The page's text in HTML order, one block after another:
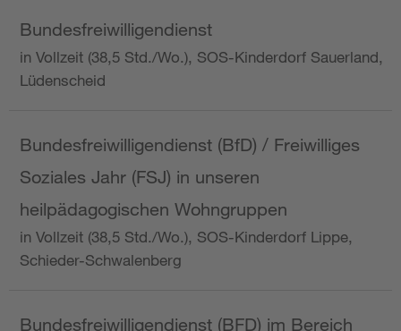
Bundesfreiwilligendienst
in Vollzeit (38,5 Std./Wo.), SOS-Kinderdorf Sauerland,
Lüdenscheid
Bundesfreiwilligendienst (BfD) / Freiwilliges
Soziales Jahr (FSJ) in unseren
heilpädagogischen Wohngruppen
in Vollzeit (38,5 Std./Wo.), SOS-Kinderdorf Lippe,
Schieder-Schwalenberg
Bundesfreiwilligendienst (BFD) im Bereich